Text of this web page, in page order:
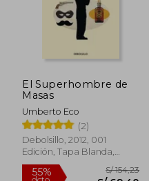
El Superhombre de
Masas
Umberto Eco
(2)
Debolsillo, 2012, 001
Edición, Tapa Blanda,
Nuevo